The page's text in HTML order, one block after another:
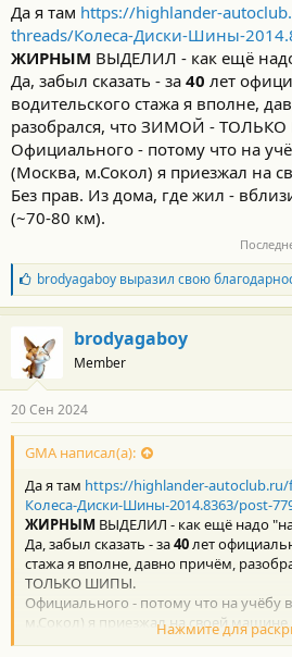
Да я там https://highlander-
threads/Колеса-Диски-Шины-
ЖИРНЫМ ВЫДЕЛИЛ - как ещё
Да, забыл сказать - за 40 лет
водительского стажа я вполне,
разобрался, что ЗИМОЙ -
Официального - потому что на
(Москва, м.Сокол) я приезжал на
Без прав. Из дома, где жил -
(~70-80 км).
Б
л
а
о
д
а
н
о
с
и
:
brodyagaboyвыразил свою
brodyagaboy
Member
20 Сен 2024
GMA написал(а):
Да я там https://highlander-
Колеса-Диски-Шины-2014.8363/post-
ЖИРНЫМ ВЫДЕЛИЛ - как ещё надо
Да, забыл сказать - за40лет
стажа я вполне, давно причём,
ТОЛЬКО ШИПЫ.
Официального - потому что на учёбу
м.Сокол) я приезжал на своей машине,
дома, где жил - вблизи авиабазы
Нажмите для